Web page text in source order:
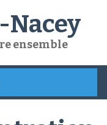
ensemble